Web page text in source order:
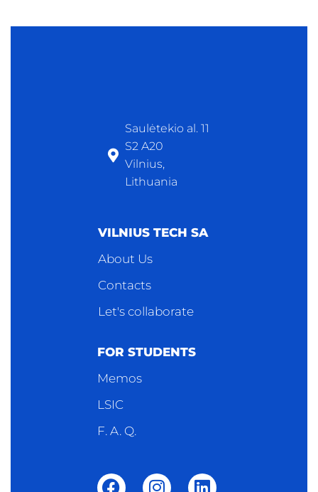
Saulėtekio al. 11
S2 A20
Vilnius,
Lithuania
VILNIUS TECH SA
About Us
Contacts
Let's collaborate
FOR STUDENTS
Memos
LSIC
F. A. Q.